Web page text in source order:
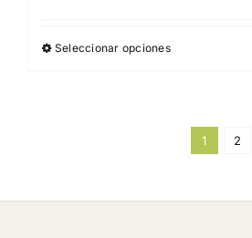
Seleccionar opcionesEste
múltiples
variantes.
opciones
1 2